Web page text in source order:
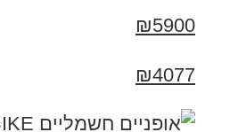
₪5900
₪4077